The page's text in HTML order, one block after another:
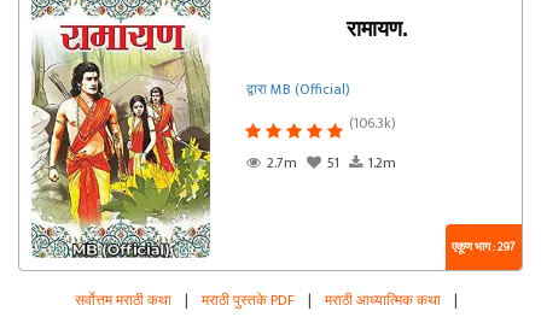
रामायण.
द्वारा MB (Official)
(106.3k)
2.7m
51 1.2m
एकूण भाग : 297
सर्वोत्तम मराठी कथा | मराठी पुस्तके PDF | मराठी आध्यात्मिक कथा |